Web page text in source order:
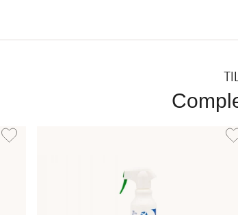
Lägg till i önskelista: TEXTILRENGÖRING 500ml